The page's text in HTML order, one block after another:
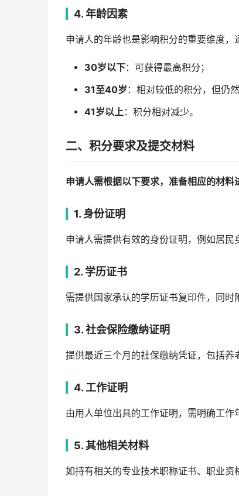
4. 年龄因素
申请人的年龄也是影响积分的重要维度，
30岁以下：可获得最高积分；
31至40岁 ：相对较低的积分，但仍然
41岁以上：积分相对减少。
二、积分要求及提交材料
申请人需根据以下要求，准备相应的材料
1. 身份证明
申请人需提供有效的身份证明，例如居民
2. 学历证书
需提供国家承认的学历证书复印件，同时
3. 社会保险缴纳证明
提供最近三个月的社保缴纳凭证，包括养
4. 工作证明
由用人单位出具的工作证明，需明确工作
5. 其他相关材料
如持有相关的专业技术职称证书、职业资